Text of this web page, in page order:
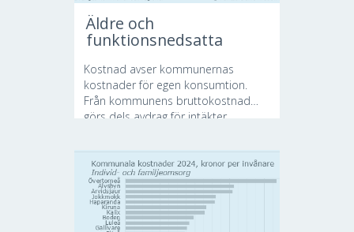
Äldre och
funktionsnedsatta
Kostnad avser kommunernas
kostnader för egen konsumtion.
Från kommunens bruttokostnad
görs dels avdrag för intäkter...